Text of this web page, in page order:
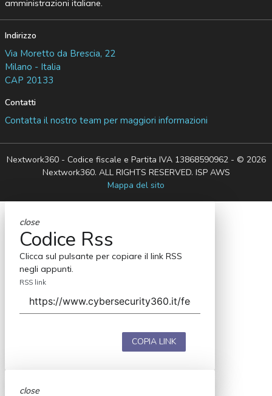
amministrazioni italiane.
Indirizzo
Via Moretto da Brescia, 22
Milano - Italia
CAP 20133
Contatti
Contatta il nostro team per maggiori informazioni
Nextwork360 - Codice fiscale e Partita IVA 13868590962 - © 2026
Nextwork360. ALL RIGHTS RESERVED. ISP AWS
Mappa del sito
close
Codice Rss
Clicca sul pulsante per copiare il link RSS
negli appunti.
RSS link
COPIA LINK
close